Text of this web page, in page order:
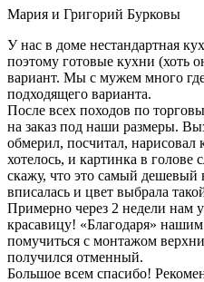
Мария и Григорий Бурковы
У нас в доме нестандартная
поэтому готовые кухни (хоть
вариант. Мы с мужем много
подходящего варианта.
После всех походов по
на заказ под наши размеры.
обмерил, посчитал,
хотелось, и картинка в голове
скажу, что это самый дешевый
вписалась и цвет выбрала
Примерно через 2 недели нам
красавицу! «Благодаря»
помучиться с монтажом
получился отменный.
Большое всем спасибо!